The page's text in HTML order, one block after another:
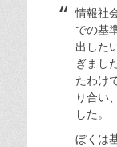
情報社
での基
出した
ぎまし
たわけ
り合い
した。
ぼくは